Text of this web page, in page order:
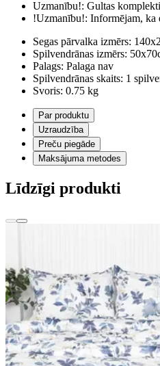
Uzmanību!: Gultas
!Uzmanību!: Informējam, ka
Segas pārvalka izmērs:
Spilvendrānas izmērs:
Palags: Palaga nav
Spilvendrānas skaits: 1
Svoris: 0.75 kg
Par produktu
Uzraudzība
Preču piegāde
Maksājuma metodes
Līdzīgi produkti